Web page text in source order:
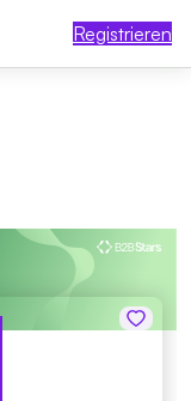
Registrieren